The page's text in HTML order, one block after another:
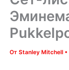
От Stanley Mitchell •